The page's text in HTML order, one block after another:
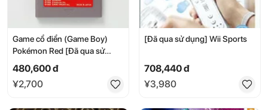
Game cổ điển (Game Boy)
Pokémon Red [Đã qua sử
dụng] Tình trạng tốt -
RE0003586
480,600 đ
¥2,700
[Đã qua sử dụng] Wii Sports
708,440 đ
¥3,980